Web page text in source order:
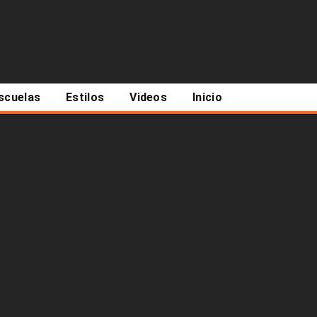
Estilos Videos Inicio